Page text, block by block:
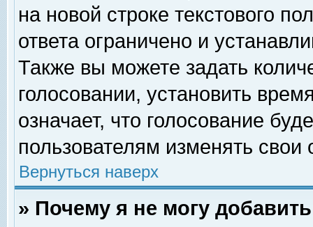
на новой строке текстового
ответа ограничено и
Также вы можете задать
голосовании, установить
означает, что голосование
пользователям изменять свои
Вернуться наверх
» Почему я не могу